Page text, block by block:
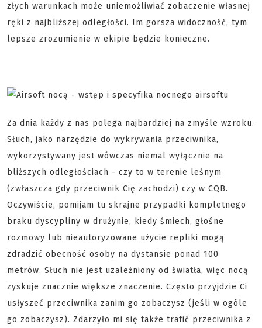
złych warunkach może uniemożliwiać zobaczenie własnej
ręki z najbliższej odległości. Im gorsza widoczność, tym
lepsze zrozumienie w ekipie będzie konieczne.
Za dnia każdy z nas polega najbardziej na zmyśle wzroku.
Słuch, jako narzędzie do wykrywania przeciwnika,
wykorzystywany jest wówczas niemal wyłącznie na
bliższych odległościach - czy to w terenie leśnym
(zwłaszcza gdy przeciwnik Cię zachodzi) czy w CQB.
Oczywiście, pomijam tu skrajne przypadki kompletnego
braku dyscypliny w drużynie, kiedy śmiech, głośne
rozmowy lub nieautoryzowane użycie repliki mogą
zdradzić obecność osoby na dystansie ponad 100
metrów. Słuch nie jest uzależniony od światła, więc nocą
zyskuje znacznie większe znaczenie. Często przyjdzie Ci
usłyszeć przeciwnika zanim go zobaczysz (jeśli w ogóle
go zobaczysz). Zdarzyło mi się także trafić przeciwnika z